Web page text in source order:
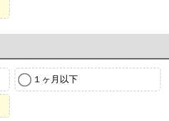
１ヶ月以下